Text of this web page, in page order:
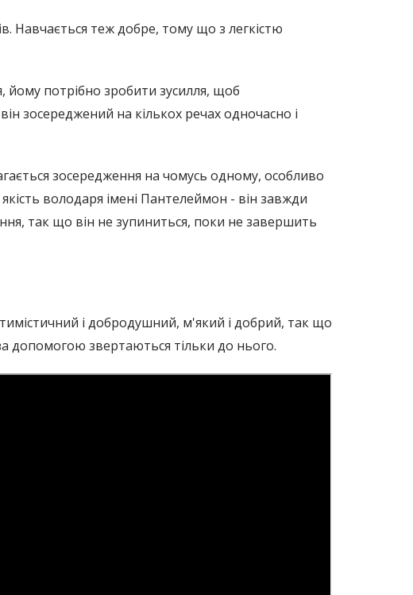
Навчається теж добре, тому що з легкістю
йому потрібно зробити зусилля, щоб
зосереджений на кількох речах одночасно і
зосередження на чомусь одному, особливо
володаря імені Пантелеймон - він завжди
так що він не зупиниться, поки не завершить
і добродушний, м'який і добрий, так що
допомогою звертаються тільки до нього.